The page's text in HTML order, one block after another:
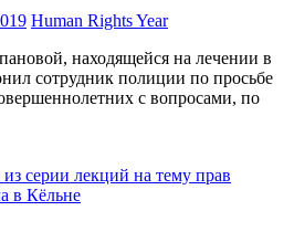
Human Rights Year
находящейся на лечении в
сотрудник полиции по просьбе
с вопросами, по